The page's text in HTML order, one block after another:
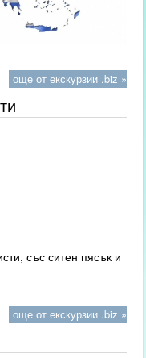
още от екскурзии .biz »
със ситен пясък и
още от екскурзии .biz »